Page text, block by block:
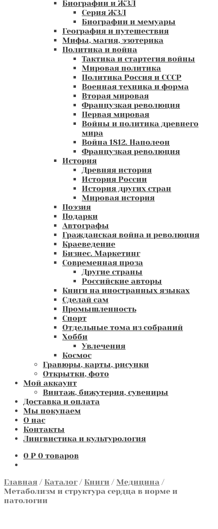
Биографии и ЖЗЛ
Серия ЖЗЛ
Биографии и мемуары
География и путешествия
Мифы, магия, эзотерика
Политика и война
Тактика и стартегия войны
Мировая политика
Политика Россия и СССР
Военная техника и форма
Вторая мировая
Французкая революция
Первая мировая
Войны и политика древнего
мира
Война 1812. Наполеон
Французкая революция
История
Древняя история
История России
История других стран
Мировая история
Поэзия
Подарки
Автографы
Гражданская война и революция
Краеведение
Бизнес. Маркетинг
Современная проза
Другие страны
Российские авторы
Книги на иностранных языках
Сделай сам
Промышленность
Спорт
Отдельные тома из собраний
Хобби
Увлечения
Космос
Гравюры, карты, рисунки
Открытки, фото
Мой аккаунт
Винтаж, бижутерия, сувениры
Доставка и оплата
Мы покупаем
О нас
Контакты
Лингвистика и культурология
0 ₽ 0 товаров
Главная / Каталог / Книги / Медицина /
Метаболизм и структура сердца в норме и
патологии